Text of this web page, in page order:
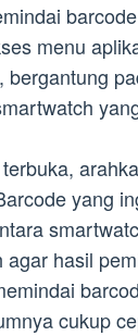
menu
bergantung
yang
agar hasil
cukup